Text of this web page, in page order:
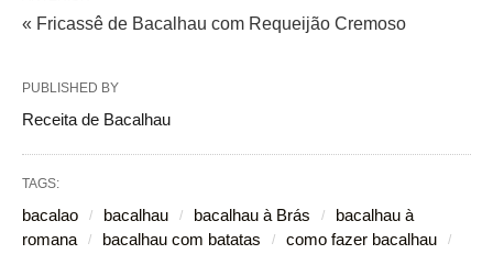
« Fricassê de Bacalhau com Requeijão Cremoso
PUBLISHED BY
Receita de Bacalhau
TAGS:
bacalao bacalhau bacalhau à Brás
bacalhau à
romana
bacalhau com batatas
como fazer bacalhau